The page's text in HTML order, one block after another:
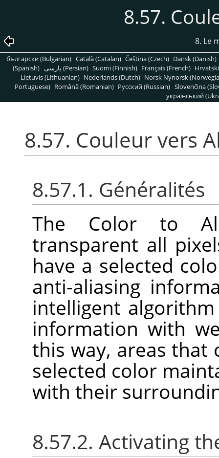
8.57.
8. Le
български (Bulgarian) Català (Catalan) Čeština (Czech) Dansk (Danish)
(Spanish)
پارسی (Persian) Suomi (Finnish) Français (French)
Lietuvis (Lithuanian) Nederlands (Dutch) Norsk Nynorsk
Portuguese) Română (Romanian) Pусский (Russian) Slovenčina
український
8.57. Couleur vers
8.57.1. Généralités
The Color to
transparent all
have a selected
anti-aliasing
intelligent
information with
this way, areas that
selected color
with their
8.57.2. Activating